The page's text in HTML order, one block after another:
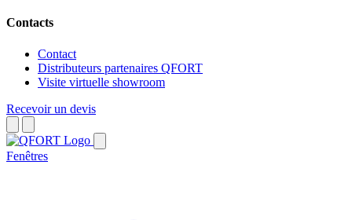
Contacts
Contact
Distributeurs partenaires QFORT
Visite virtuelle showroom
Recevoir un devis
Fenêtres